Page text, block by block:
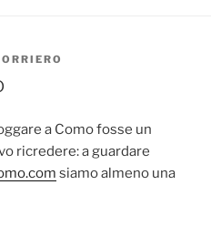
a Como fosse un
ricredere: a guardare
siamo almeno una